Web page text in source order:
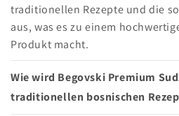
traditionellen Rezepte und die
aus, was es zu einem
Produkt macht.
Wie wird Begovski Premium
traditionellen bosnischen